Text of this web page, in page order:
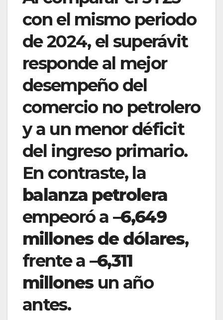
con el mismo periodo
de 2024, el superávit
responde al mejor
desempeño del
comercio no petrolero
y a un menor déficit
del ingreso primario.
En contraste, la
balanza petrolera
empeoró a–6,649
millones de dólares,
frente a –6,311
millonesun año
antes.